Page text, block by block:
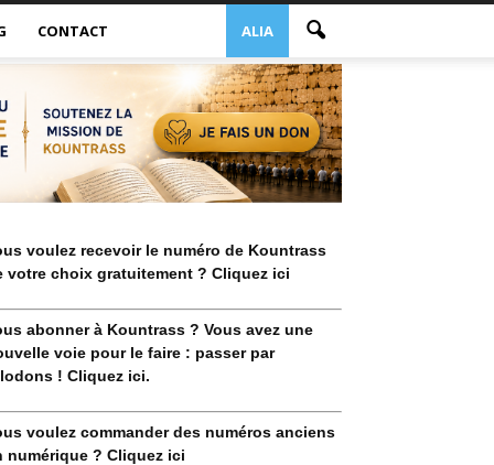
ALIA
CONTACT
voulez recevoir le numéro de Kountrass
votre choix gratuitement ? Cliquez ici
abonner à Kountrass ? Vous avez une
voie pour le faire : passer par
! Cliquez ici.
voulez commander des numéros anciens
numérique ? Cliquez ici